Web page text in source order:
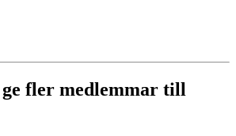
fler medlemmar till